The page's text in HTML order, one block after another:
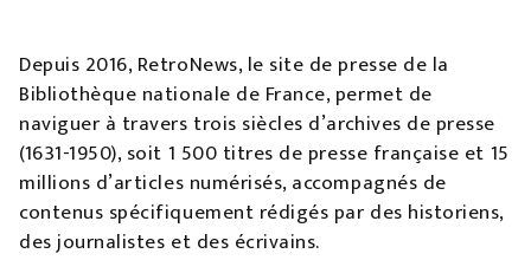
Depuis 2016, RetroNews, le site de presse de la
Bibliothèque nationale de France, permet de
naviguer à travers trois siècles d’archives de presse
(1631-1950), soit 1 500 titres de presse française et 15
millions d’articles numérisés, accompagnés de
contenus spécifiquement rédigés par des historiens,
des journalistes et des écrivains.